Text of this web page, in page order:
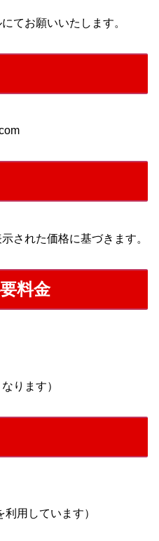
てお願いいたします。
された価格に基づきます。
料金
ります）
利用しています）